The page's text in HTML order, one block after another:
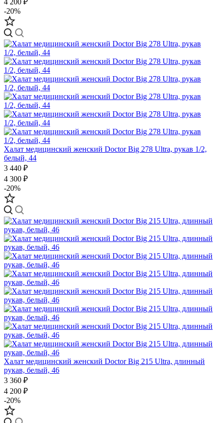
-20%
Халат медицинский женский Doctor Big 278 Ultra, рукав 1/2,
белый, 44
3 440 ₽
4 300 ₽
-20%
Халат медицинский женский Doctor Big 215 Ultra, длинный
рукав, белый, 46
3 360 ₽
4 200 ₽
-20%